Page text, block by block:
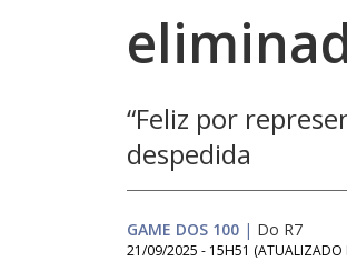
“Feliz por
despedida
GAME DOS 100 | Do R7
21/09/2025 - 15H51 (ATUALIZADO